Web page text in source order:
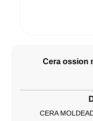
Cera ossion
CERA